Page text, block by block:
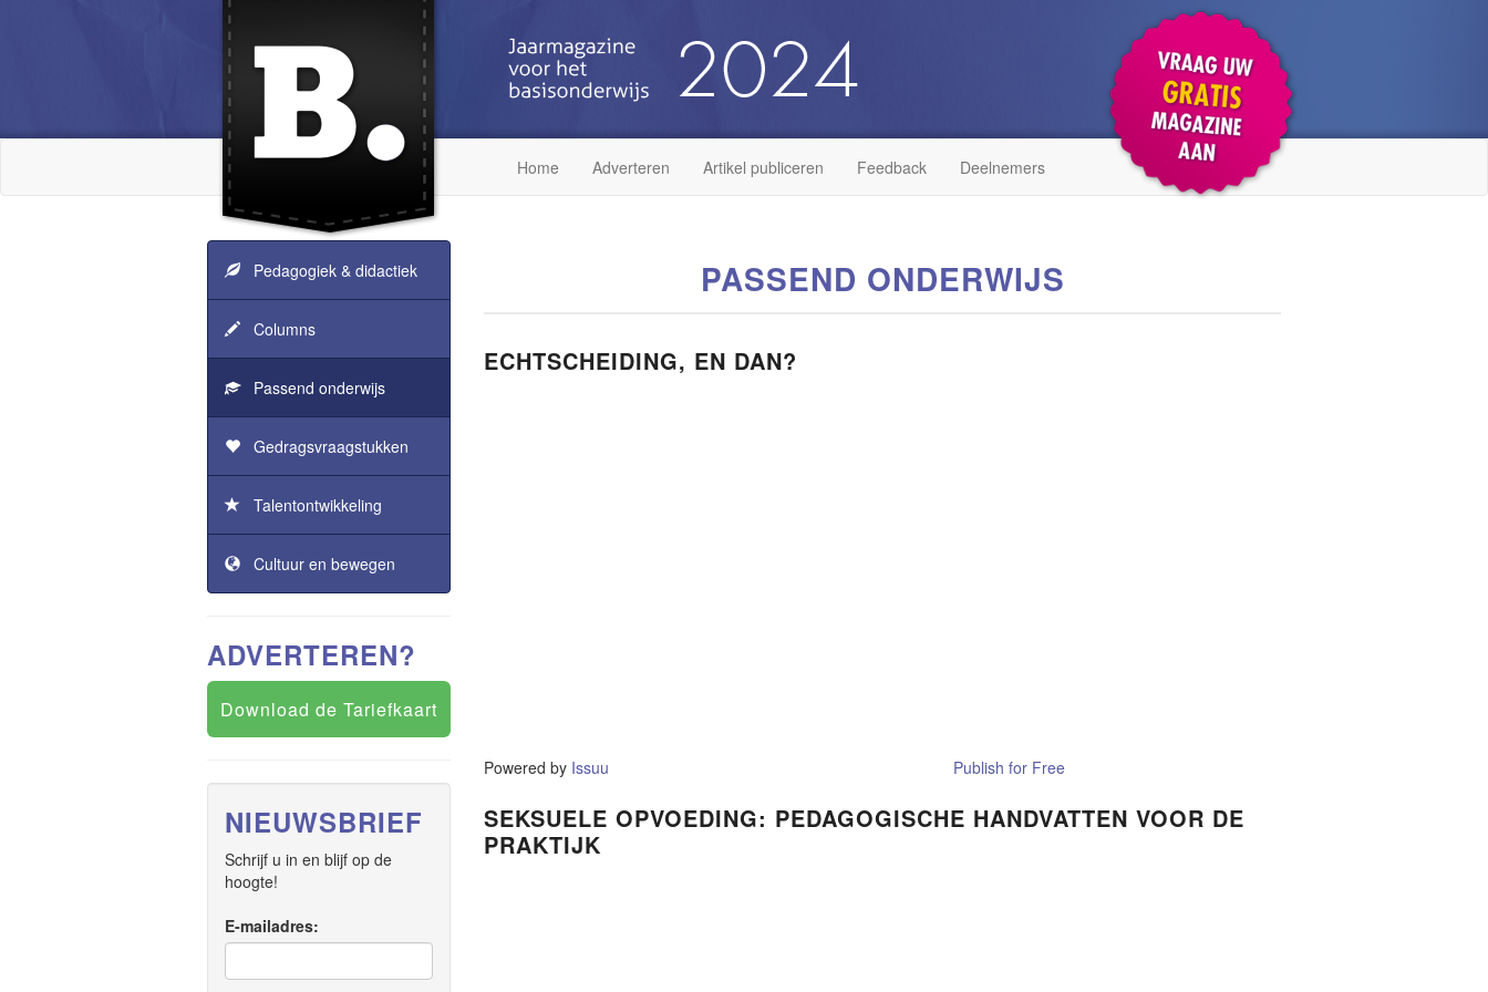
Home Adverteren Artikel publiceren Feedback Deelnemers
Pedagogiek & didactiek
Columns
Passend onderwijs
Gedragsvraagstukken
Talentontwikkeling
Cultuur en bewegen
ADVERTEREN?
Download de Tariefkaart
NIEUWSBRIEF
Schrijf u in en blijf op de
hoogte!
E-mailadres:
PASSEND ONDERWIJS
ECHTSCHEIDING, EN DAN?
Powered by Issuu Publish for Free
SEKSUELE OPVOEDING: PEDAGOGISCHE HANDVATTEN VOOR DE
PRAKTIJK